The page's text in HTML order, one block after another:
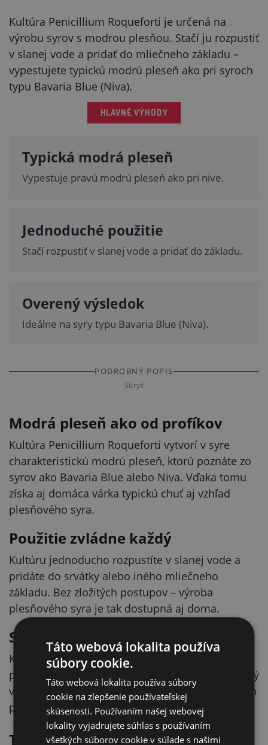
Kultúra Penicillium Roqueforti je určená na
výrobu syrov s modrou plesňou. Stačí ju rozpustiť
v slanej vode a pridať do mliečneho základu –
vypestujete typickú modrú pleseň ako pri syroch
typu Bavaria Blue (Niva).
HLAVNÉ VÝHODY
Typická modrá pleseň
Vypestuje pravú modrú pleseň ako pri nive.
Jednoduché použitie
Stačí rozpustiť v slanej vode a pridať do základu.
Overený výsledok
Ideálne na syry typu Bavaria Blue (Niva).
PODROBNÝ POPIS
Skryť
Modrá pleseň ako od profíkov
Kultúra Penicillium Roqueforti vytvorí v syre
charakteristickú modrú pleseň, ktorú poznáte zo
syrov ako Bavaria Blue alebo Niva. Vďaka tomu
získa aj domáca várka typickú chuť aj vzhľad
plesňového syra.
Použitie zvládne každý
Kultúru jednoducho rozpustíte v slanej vode a
pridáte do srvátky alebo iného mliečneho
základu. Bez zložitých postupov – výroba
plesňového syra je tak dostupná aj doma.
Spoľahlivý základ vašej výroby
Kultúra je vyladená presne na syry s modrou
plesňou, takže sa môžete spoľahnúť na vyrovnaný
výsledok. Ideálna voľba pre milovníkov výrazných
plesňových syrov.
Technické parametre
Táto webová lokalita používa
súbory cookie.
Táto webová lokalita používa súbory
cookie na zlepšenie používateľskej
skúsenosti. Používaním našej webovej
lokality vyjadrujete súhlas s používaním
všetkých súborov cookie v súlade s našimi